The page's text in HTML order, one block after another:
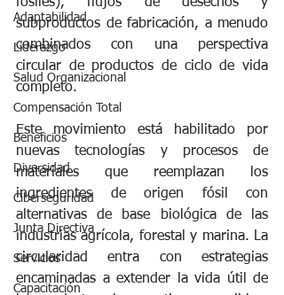
Adaptabilidad
Liderazgo
Salud Organizacional
Compensación Total
Beneficios
Diversidad
Ciberseguridad
Junta Directiva
Servicios
Capacitación
fósiles), flujos de desechos y
subproductos de fabricación, a menudo
combinados con una perspectiva
circular de productos de ciclo de vida
completo.
Este movimiento está habilitado por
nuevas tecnologías y procesos de
materiales que reemplazan los
ingredientes de origen fósil con
alternativas de base biológica de las
industrias agrícola, forestal y marina. La
circularidad entra con estrategias
encaminadas a extender la vida útil de